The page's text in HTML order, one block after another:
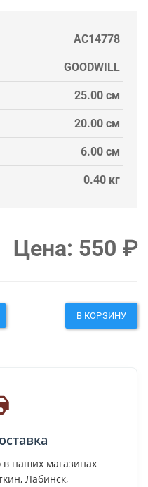
AC14778
GOODWILL
25.00 см
20.00 см
6.00 см
0.40 кг
Цена: 550 ₽
В КОРЗИНУ
в наших магазинах
Лабинск,